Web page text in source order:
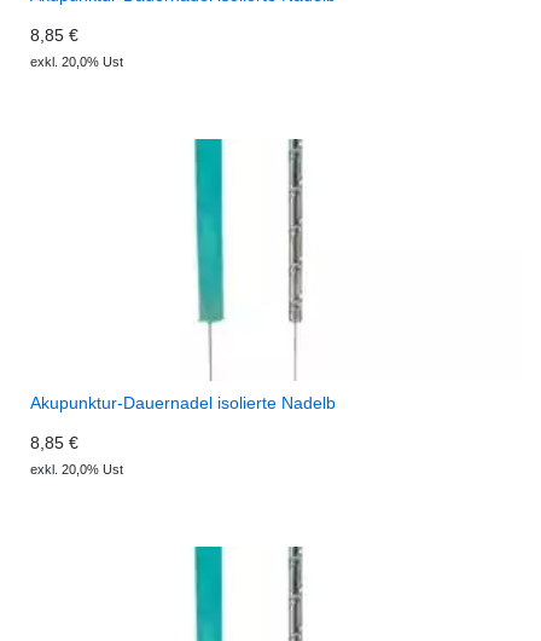
8,85 €
exkl. 20,0% Ust
Akupunktur-Dauernadel isolierte Nadelb
8,85 €
exkl. 20,0% Ust